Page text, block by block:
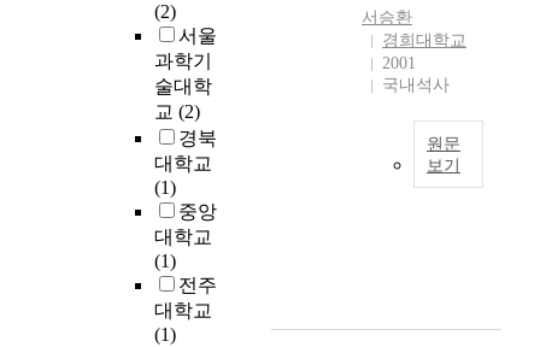
(2)
서울
과학기
술대학
교 (2)
경북
대학교
(1)
중앙
대학교
(1)
전주
대학교
(1)
i
서승환
경희대학교
2001
국내석사
원문
보기